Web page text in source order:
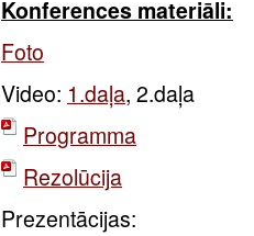
Konferences materiāli:
Foto
Video: 1.daļa, 2.daļa
Programma
Rezolūcija
Prezentācijas: